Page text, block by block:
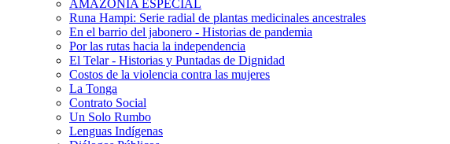
AMAZONÍA ESPECIAL
Runa Hampi: Serie radial de plantas medicinales ancestrales
En el barrio del jabonero - Historias de pandemia
Por las rutas hacia la independencia
El Telar - Historias y Puntadas de Dignidad
Costos de la violencia contra las mujeres
La Tonga
Contrato Social
Un Solo Rumbo
Lenguas Indígenas